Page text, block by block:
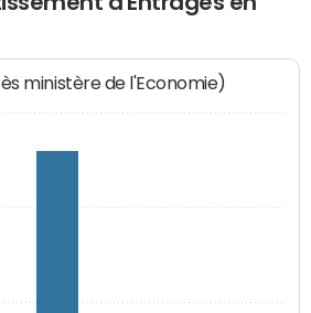
ministère de l'Economie)